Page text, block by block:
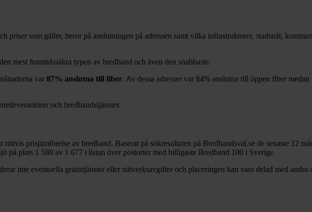
priser som gäller, beror på anslutningen på adressen samt vilka infrastrukturer, stadsnät,
mest framtidssäkra typen av bredband och även den snabbaste.
var 87% anslutna till fiber. Av dessa adresser var 84% anslutna till öppen fiber medan
och bredbandstjänster.
prisjämförelse av bredband. Baserat på sökresultaten på Bredbandsval.se de senaste 12
på plats 1 580 av 1 677 i listan över postorter med billigaste Bredband 100 i Sverige.
inte eventuella gratistjänster eller nätverksavgifter och placeringen kan vara delad med